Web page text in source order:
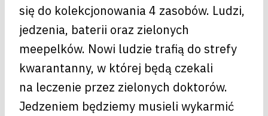
się do kolekcjonowania 4 zasobów. Ludzi,
jedzenia, baterii oraz zielonych
meepelków. Nowi ludzie trafią do strefy
kwarantanny, w której będą czekali
na leczenie przez zielonych doktorów.
Jedzeniem będziemy musieli wykarmić